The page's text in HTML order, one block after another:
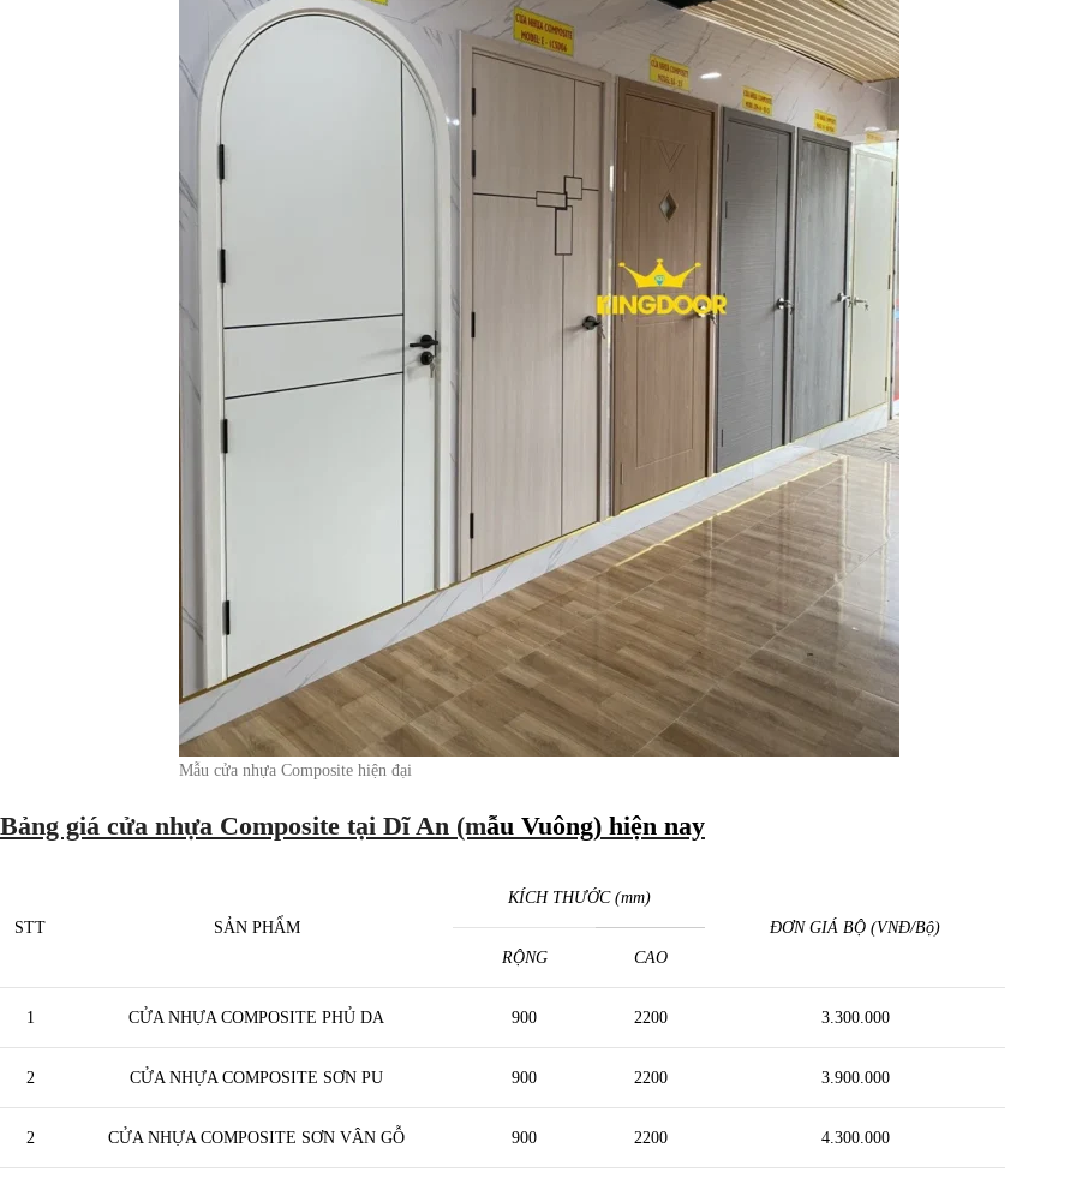
Mẫu cửa nhựa Composite hiện đại
Bảng giá cửa nhựa Composite tại Dĩ An (mẫu Vuông) hiện nay
STT SẢN PHẨM
KÍCH THƯỚC (mm)
ĐƠN GIÁ BỘ (VNĐ/Bộ)
RỘNG
CAO
1 CỬA NHỰA COMPOSITE PHỦ DA 900 2200 3.300.000
2 CỬA NHỰA COMPOSITE SƠN PU 900 2200 3.900.000
2 CỬA NHỰA COMPOSITE SƠN VÂN GỖ 900 2200 4.300.000